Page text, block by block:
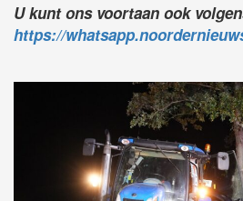
U kunt ons voortaan ook
https://